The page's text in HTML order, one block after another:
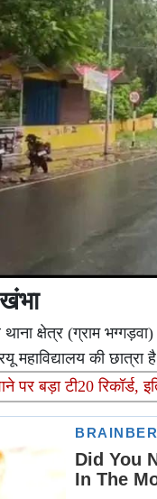
क्षेत्र (ग्राम
महाविद्यालय की
बड़ा टी20 रिकॉर्ड,